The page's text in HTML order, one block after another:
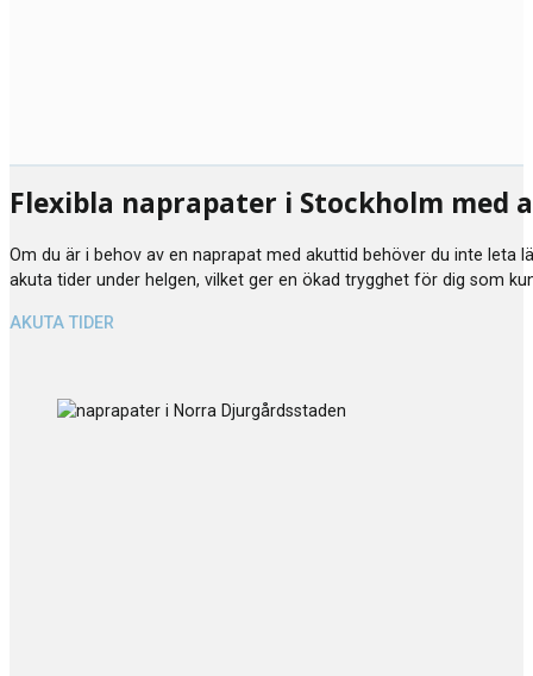
Flexibla naprapater i Stockholm med
Om du är i behov av en naprapat med akuttid behöver du inte leta
akuta tider under helgen, vilket ger en ökad trygghet för dig som
AKUTA TIDER